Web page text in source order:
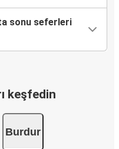
sonu seferleri
keşfedin
Burdur